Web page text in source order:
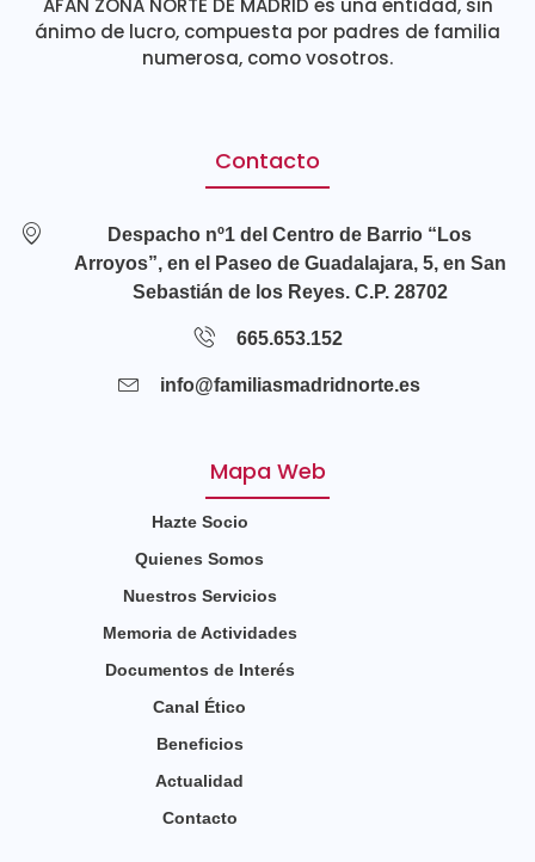
AFAN ZONA NORTE DE MADRID es una entidad, sin
ánimo de lucro, compuesta por padres de familia
numerosa, como vosotros.
Contacto
Despacho nº1 del Centro de Barrio “Los
Arroyos”, en el Paseo de Guadalajara, 5, en San
Sebastián de los Reyes. C.P. 28702
665.653.152
info@familiasmadridnorte.es
Mapa Web
Hazte Socio
Quienes Somos
Nuestros Servicios
Memoria de Actividades
Documentos de Interés
Canal Ético
Beneficios
Actualidad
Contacto